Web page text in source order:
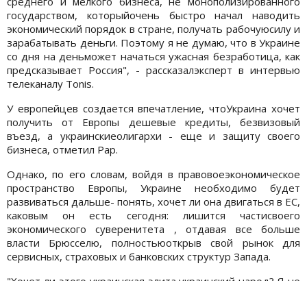
государством, которыйочень быстро начал наводить
экономический порядок в стране, получать рабочуюсилу и
зарабатывать деньги. Поэтому я не думаю, что в Украине
со дня на деньможет начаться ужасная безработица, как
предсказывает Россия", - рассказалэксперт в интервью
телеканалу Tonis.
У европейцев создается впечатление, чтоУкраина хочет
получить от Европы дешевые кредиты, безвизовый
въезд, а украинскиеолигархи - еще и защиту своего
бизнеса, отметил Рар.
Однако, по его словам, войдя в правовоеэкономическое
пространство Европы, Украине необходимо будет
развиваться дальше- понять, хочет ли она двигаться в ЕС,
каковым он есть сегодня: лишится частисвоего
экономического суверенитета , отдавая все больше
власти Брюсселю, полностьюоткрыв свой рынок для
сервисных, страховых и банковских структур Запада.